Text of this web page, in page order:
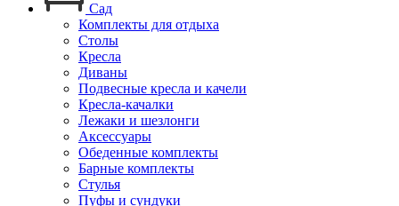
Сад
Комплекты для отдыха
Столы
Кресла
Диваны
Подвесные кресла и качели
Кресла-качалки
Лежаки и шезлонги
Аксессуары
Обеденные комплекты
Барные комплекты
Стулья
Пуфы и сундуки